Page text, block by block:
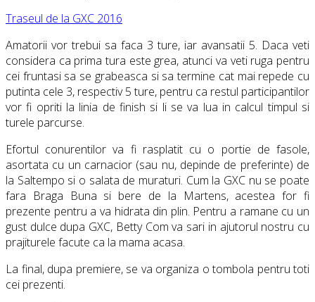
Traseul de la GXC 2016
Amatorii vor trebui sa faca 3 ture, iar avansatii 5. Daca veti
considera ca prima tura este grea, atunci va veti ruga pentru
cei fruntasi sa se grabeasca si sa termine cat mai repede cu
putinta cele 3, respectiv 5 ture, pentru ca restul participantilor
vor fi opriti la linia de finish si li se va lua in calcul timpul si
turele parcurse.
Efortul conurentilor va fi rasplatit cu o portie de fasole,
asortata cu un carnacior (sau nu, depinde de preferinte) de
la Saltempo si o salata de muraturi. Cum la GXC nu se poate
fara Braga Buna si bere de la Martens, acestea for fi
prezente pentru a va hidrata din plin. Pentru a ramane cu un
gust dulce dupa GXC, Betty Com va sari in ajutorul nostru cu
prajiturele facute ca la mama acasa.
La final, dupa premiere, se va organiza o tombola pentru toti
cei prezenti.